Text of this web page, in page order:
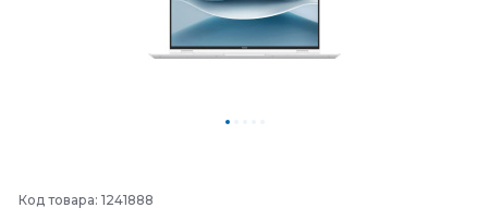
Код товара: 1241888